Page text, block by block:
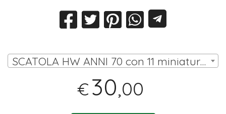
SCATOLA HW ANNI 70 con 11 miniature (10 omini, portiere su asta) | € 30,00
€30,00